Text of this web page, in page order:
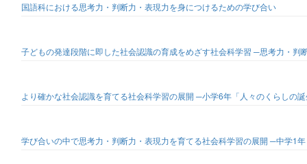
国語科における思考力・判断力・表現力を身につけるための学び合い
子どもの発達段階に即した社会認識の育成をめざす社会科学習 ─思考力・判
より確かな社会認識を育てる社会科学習の展開 ─小学6年「人々のくらしの
学び合いの中で思考力・判断力・表現力を育てる社会科学習の展開 ─中学